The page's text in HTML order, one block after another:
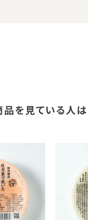
品を見ている人は